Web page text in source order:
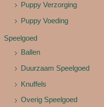
Puppy Verzorging
Puppy Voeding
Speelgoed
Ballen
Duurzaam Speelgoed
Knuffels
Overig Speelgoed